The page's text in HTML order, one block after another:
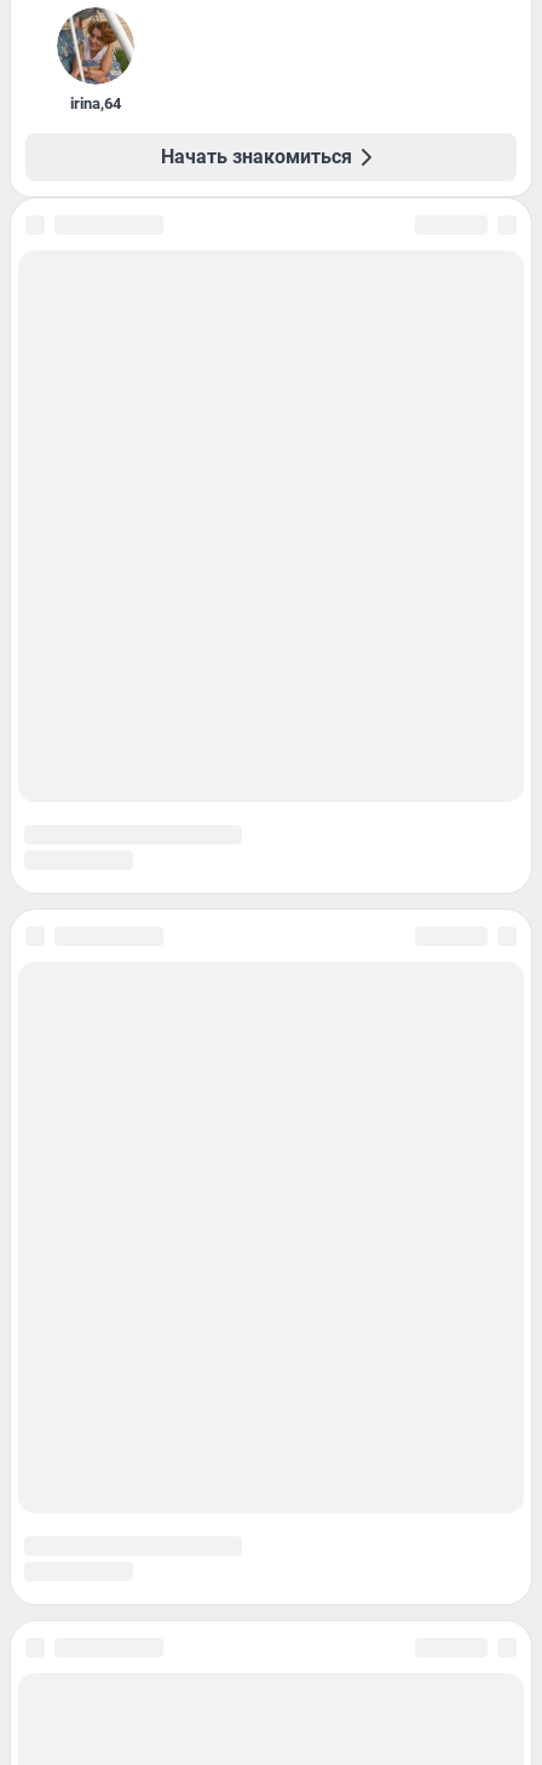
irina,64
Начать знакомиться